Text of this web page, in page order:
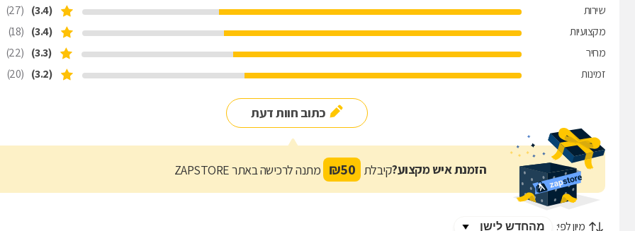
שירות (3.4)
(27)
מקצועיות
(3.4)
(18)
מחיר
(3.3)
(22)
זמינות
(3.2)
(20)
כתוב חוות דעת
הזמנת איש מקצוע?קיבלת 50
₪ מתנה לרכישה באתר ZAPSTORE
מיון לפי: